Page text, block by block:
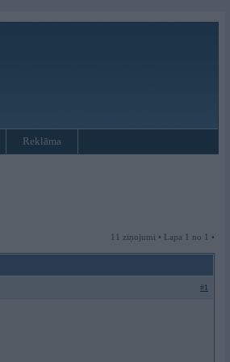
Reklāma
11 ziņojumi • Lapa 1 no 1 •
#1